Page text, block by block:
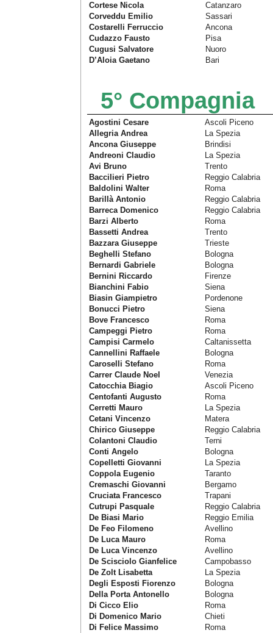
Cortese Nicola
Catanzaro
Corveddu Emilio
Sassari
Costarelli Ferruccio
Ancona
Cudazzo Fausto
Pisa
Cugusi Salvatore
Nuoro
D’Aloia Gaetano
Bari
5° Compagnia
Agostini Cesare
Ascoli Piceno
Allegria Andrea
La Spezia
Ancona Giuseppe
Brindisi
Andreoni Claudio
La Spezia
Avi Bruno
Trento
Baccilieri Pietro
Reggio Calabria
Baldolini Walter
Roma
Barillà Antonio
Reggio Calabria
Barreca Domenico
Reggio Calabria
Barzi Alberto
Roma
Bassetti Andrea
Trento
Bazzara Giuseppe
Trieste
Beghelli Stefano
Bologna
Bernardi Gabriele
Bologna
Bernini Riccardo
Firenze
Bianchini Fabio
Siena
Biasin Giampietro
Pordenone
Bonucci Pietro
Siena
Bove Francesco
Roma
Campeggi Pietro
Roma
Campisi Carmelo
Caltanissetta
Cannellini Raffaele
Bologna
Caroselli Stefano
Roma
Carrer Claude Noel
Venezia
Catocchia Biagio
Ascoli Piceno
Centofanti Augusto
Roma
Cerretti Mauro
La Spezia
Cetani Vincenzo
Matera
Chirico Giuseppe
Reggio Calabria
Colantoni Claudio
Terni
Conti Angelo
Bologna
Copelletti Giovanni
La Spezia
Coppola Eugenio
Taranto
Cremaschi Giovanni
Bergamo
Cruciata Francesco
Trapani
Cutrupi Pasquale
Reggio Calabria
De Biasi Mario
Reggio Emilia
De Feo Filomeno
Avellino
De Luca Mauro
Roma
De Luca Vincenzo
Avellino
De Scisciolo Gianfelice
Campobasso
De Zolt Lisabetta
La Spezia
Degli Esposti Fiorenzo
Bologna
Della Porta Antonello
Bologna
Di Cicco Elio
Roma
Di Domenico Mario
Chieti
Di Felice Massimo
Roma